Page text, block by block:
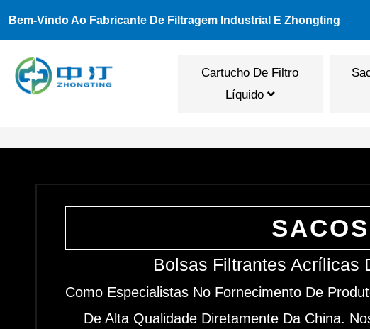
Conteúdo
Bem-Vindo Ao Fabricante De Filtragem Industrial E Zhongting
Cartucho De Filtro
Líquido
Bolsas Filtrantes Acrílicas
Como Especialistas No Fornecimento De
De Alta Qualidade Diretamente Da China.